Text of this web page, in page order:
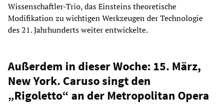
Wissenschaftler-Trio, das Einsteins theoretische
Modifikation zu wichtigen Werkzeugen der Technologie
des 21. Jahrhunderts weiter entwickelte.
Außerdem in dieser Woche: 15. März,
New York. Caruso singt den
„Rigoletto“ an der Metropolitan Opera